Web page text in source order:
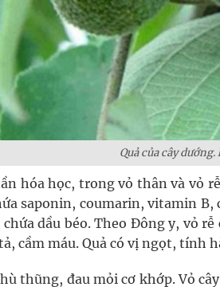
Quả của cây
hóa học, trong vỏ thân và vỏ
saponin, coumarin, vitamin
chứa dầu béo. Theo Đông y, vỏ
cầm máu. Quả có vị ngọt, tính
thũng, đau mỏi cơ khớp. Vỏ